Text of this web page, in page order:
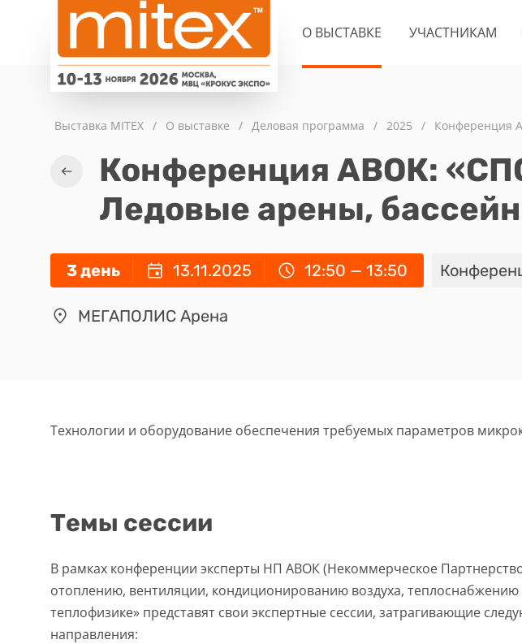
О ВЫСТАВКЕ УЧАСТНИКАМ
Выставка MITEX / О выставке / Деловая программа / 2025 / Конференция
Конференция АВОК:
Ледовые арены,
3 день 13.11.2025 12:50 — 13:50
МЕГАПОЛИС Арена
Технологии и оборудование обеспечения требуемых параметров
Темы сессии
В рамках конференции эксперты НП АВОК (Некоммерческое
отоплению, вентиляции, кондиционированию воздуха, теплоснабжению
теплофизике» представят свои экспертные сессии, затрагивающие
направления: